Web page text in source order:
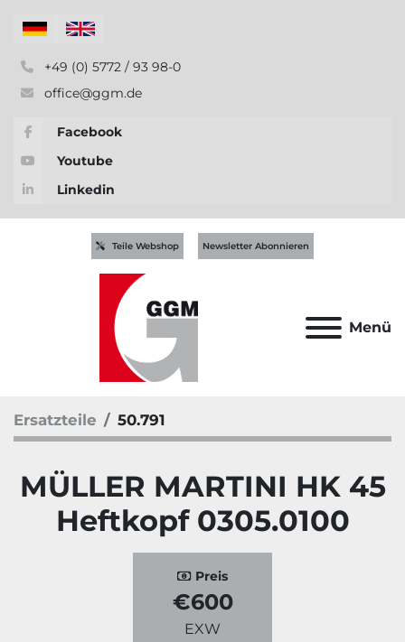
+49 (0) 5772 / 93 98-0
office@ggm.de
Facebook
Youtube
Linkedin
Menü
Teile Webshop Newsletter Abonnieren
Ersatzteile 50.791
MÜLLER MARTINI HK 45
Heftkopf 0305.0100
Preis
€600
EXW